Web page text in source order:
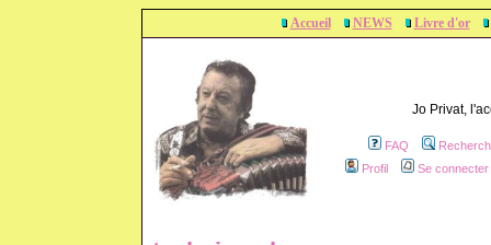
Accueil NEWS Livre d'or
Jo Privat,
FAQ
Profil
Se